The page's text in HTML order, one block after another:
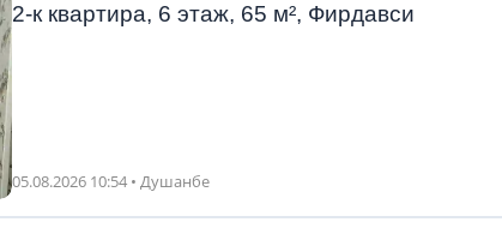
2-к квартира, 6 этаж, 65 м², Фирдавси
05.08.2026 10:54 • Душанбе